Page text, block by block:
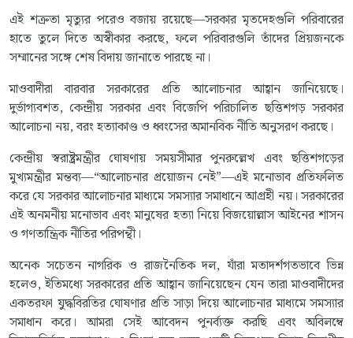
এই শত্রুতা মৃত্যুর পরেও বজায় রয়েছে—সরকার মৃতদেহগুলি পরিবারের
হাতে তুলে দিতে অস্বীকার করছে, ফলে পরিবারগুলি তাঁদের প্রিয়জনকে
সম্মানের সঙ্গে শেষ বিদায় জানাতে পারছে না।
মাওবাদীরা বারবার সরকারের প্রতি আলোচনার আহ্বান জানিয়েছে।
দুর্ভাগ্যবশত, কেন্দ্রীয় সরকার এবং বিজেপি পরিচালিত ছত্তিশগড় সরকার
আলোচনা নয়, বরং হত্যাকাণ্ড ও ধ্বংসের অমানবিক নীতি অনুসরণ করছে।
কেন্দ্রীয় স্বরাষ্ট্রমন্ত্রীর ঘোষণায় সময়সীমার পুনরুল্লেখ এবং ছত্তিশগড়ের
মুখ্যমন্ত্রীর মন্তব্য—“আলোচনার প্রয়োজন নেই”—এই মনোভাব প্রতিফলিত
করে যে সরকার আলোচনার মাধ্যমে সমস্যার সমাধানে আগ্রহী নয়। সরকারের
এই অনমনীয় মনোভাব এবং মানুষের হত্যা নিয়ে বিজয়োল্লাস আইনের শাসন
ও গণতান্ত্রিক নীতির পরিপন্থী।
অনেক সচেতন নাগরিক ও রাজনৈতিক দল, যাঁরা মতাদর্শগতভাবে ভিন্ন
হলেও, ইতিমধ্যে সরকারের প্রতি আহ্বান জানিয়েছেন যেন তারা মাওবাদীদের
একতরফা যুদ্ধবিরতির ঘোষণার প্রতি সাড়া দিয়ে আলোচনার মাধ্যমে সমস্যার
সমাধান করে। আমরা সেই আবেদন পুনর্ব্যক্ত করছি এবং অবিলম্বে